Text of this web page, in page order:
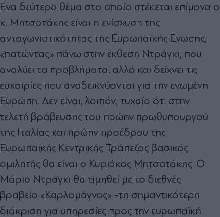
Ένα δεύτερο θέμα στο οποίο στέκεται επίμονα ο
κ. Μητσοτάκης είναι η ενίσχυση της
ανταγωνιστικότητας της Ευρωπαϊκής Ενωσης,
«πατώντας» πάνω στην έκθεση Ντράγκι, που
αναλύει τα προβλήματα, αλλά και δείχνει τις
ευκαιρίες που αναδεικνύονται για την ενωμένη
Ευρώπη. Δεν είναι, λοιπόν, τυχαίο ότι στην
τελετή βράβευσης του πρώην πρωθυπουργού
της Ιταλίας και πρώην προέδρου της
Ευρωπαϊκής Κεντρικής Τράπεζας βασικός
ομιλητής θα είναι ο Κυριάκος Μητσοτάκης. Ο
Μάριο Ντράγκι θα τιμηθεί με το διεθνές
βραβείο «Καρλομάγνος» -τη σημαντικότερη
διάκριση για υπηρεσίες προς την ευρωπαϊκή